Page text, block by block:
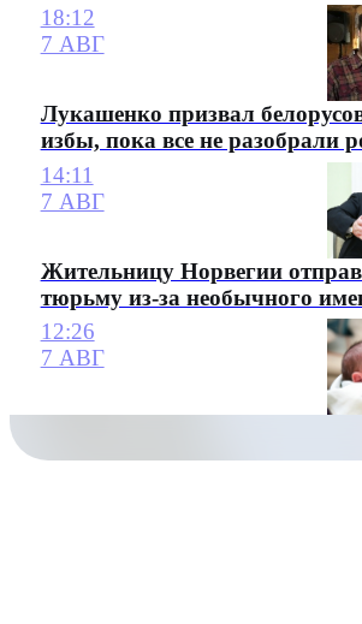
18:12
7 АВГ
Лукашенко призвал
избы, пока все не разобрали
14:11
7 АВГ
Жительницу Норвегии
тюрьму из-за необычного
12:26
7 АВГ